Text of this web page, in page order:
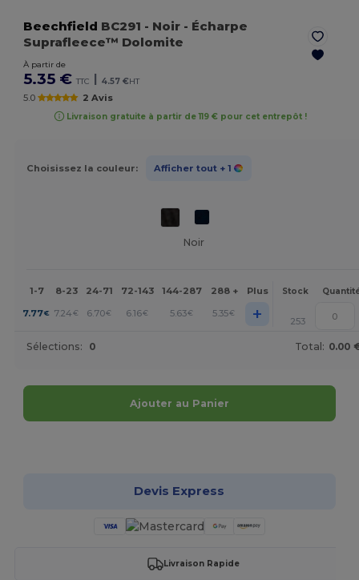
Beechfield BC291 - Noir - Écharpe
Suprafleece™ Dolomite
À partir de
5.35 € TTC | 4.57 €HT
5.0 2 Avis
Livraison gratuite à partir de 119 € pour cet entrepôt !
Choisissez la couleur: Afficher tout + 1
Noir
1-7 8-23 24-71 72-143 144-287 288 + Plus Stock
7.77€ 7.24 € 6.70€ 6.16€ 5.63€ 5.35€ + 253
Sélections: 0 Total: 0.00
Ajouter au Panier
Devis Express
Livraison Rapide